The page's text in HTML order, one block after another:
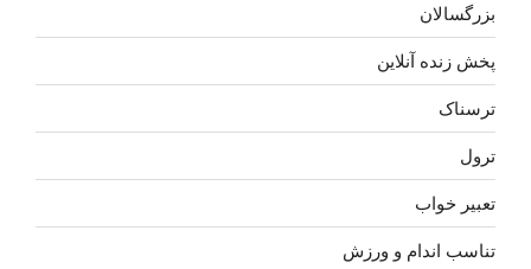
بزرگسالان
پخش زنده آنلاین
ترسناک
ترول
تعبیر خواب
تناسب اندام و ورزش